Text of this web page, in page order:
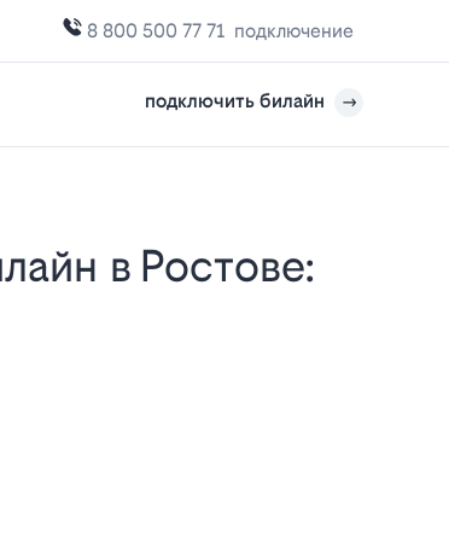
8 800 500 77 71 подключение
подключить билайн